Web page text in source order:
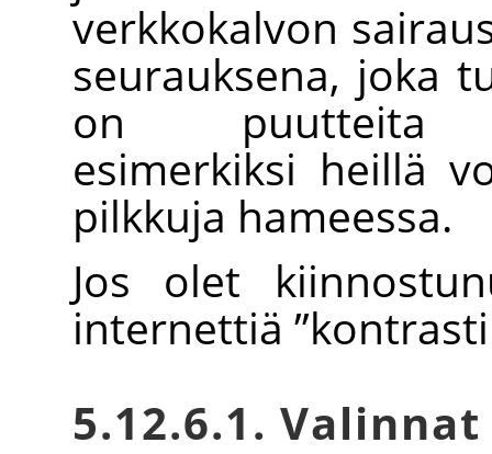
verkkokalvon
seurauksena, joka
on puutteita
esimerkiksi heillä
pilkkuja hameessa.
Jos olet
internettiä ”
5.12.6.1. Valinnat